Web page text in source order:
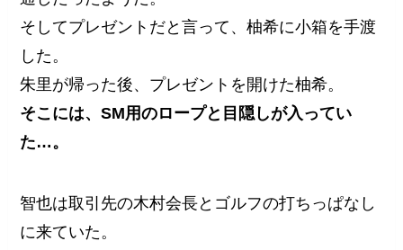
そしてプレゼントだと言って、柚希に小箱を手渡
した。
朱里が帰った後、プレゼントを開けた柚希。
そこには、SM用のロープと目隠しが入ってい
た…。
智也は取引先の木村会長とゴルフの打ちっぱなし
に来ていた。